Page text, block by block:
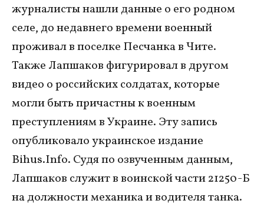
журналисты нашли данные о его родном
селе, до недавнего времени военный
проживал в поселке Песчанка в Чите.
Также Лапшаков фигурировал в другом
видео о российских солдатах, которые
могли быть причастны к военным
преступлениям в Украине. Эту запись
опубликовало украинское издание
Bihus.Info. Судя по озвученным данным,
Лапшаков служит в воинской части 21250-Б
на должности механика и водителя танка.